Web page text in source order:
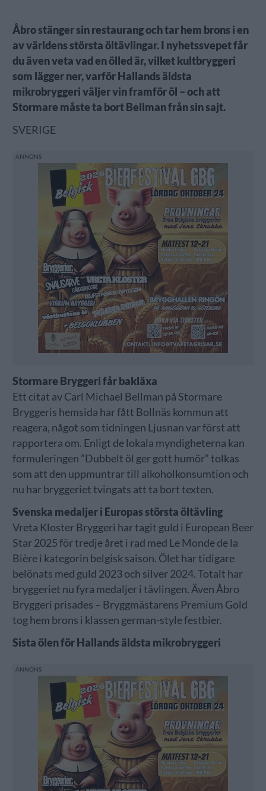
Åbro stänger sin restaurang och tar hem brons i en
av världens största öltävlingar. I nyhetssvepet får
du även veta vad en ölled är, vilket kultbryggeri
som lägger ner, varför Hallands äldsta
mikrobryggeri väljer vin framför öl – och att
Stormare måste ta bort Bellman från sin sajt.
SVERIGE
Stormare Bryggeri får bakläxa
Ett citat av Carl Michael Bellman på Stormare
Bryggeris hemsida har fått Bollnäs kommun att
reagera, något som tidningen Ljusnan var först att
rapportera om. Enligt de lokala myndigheterna kan
formuleringen ”Dubbelt öl ger gott humör” tolkas
som att den uppmuntrar till alkoholkonsumtion och
nu har bryggeriet tvingats att ta bort texten.
Svenska medaljer i Europas största öltävling
Vreta Kloster Bryggeri har tagit guld i European Beer
Star 2025 för tredje året i rad med Le Monde de la
Bière i kategorin belgisk saison. Ölet har tidigare
belönats med guld 2023 och silver 2024. Totalt har
bryggeriet nu fyra medaljer i tävlingen. Även Åbro
Bryggeri prisades – Bryggmästarens Premium Gold
tog hem brons i klassen german-style festbier.
Sista ölen för Hallands äldsta mikrobryggeri